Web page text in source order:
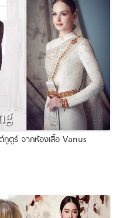
กูตูร์ จากห้องเสื้อ Vanus